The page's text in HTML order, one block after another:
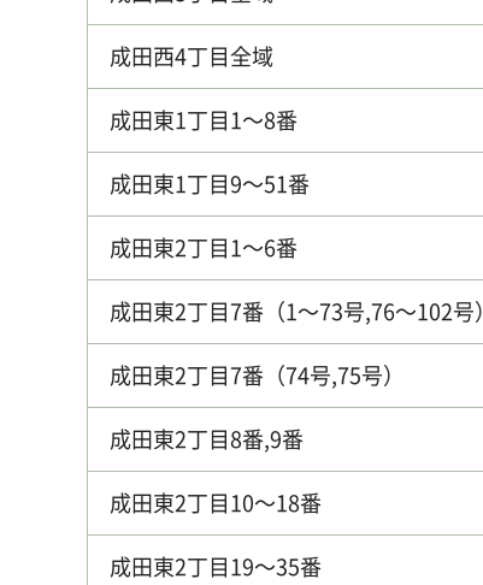
成田西4丁目全域
成田東1丁目1～8番
成田東1丁目9～51番
成田東2丁目1～6番
成田東2丁目7番（1～73号,76～102号）
成田東2丁目7番（74号,75号）
成田東2丁目8番,9番
成田東2丁目10～18番
成田東2丁目19～35番